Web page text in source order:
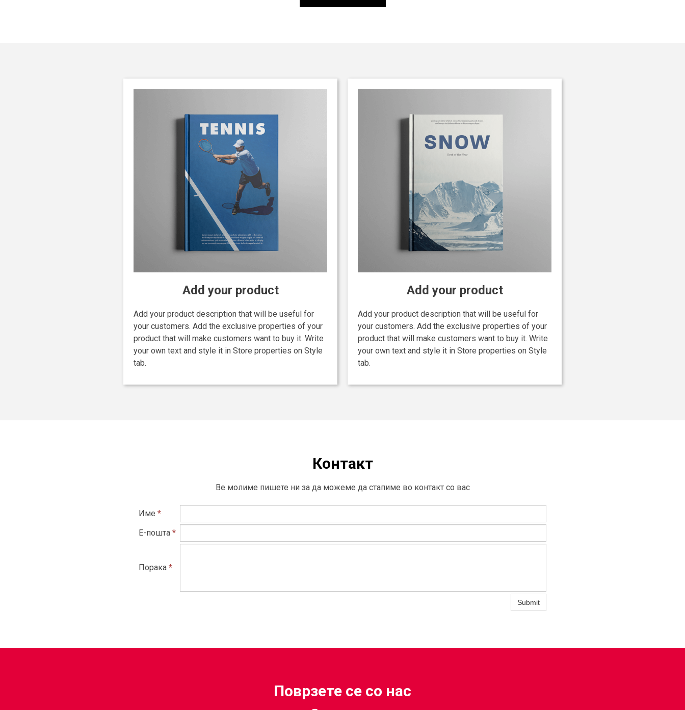
Add your product
Add your product description that will be useful for
your customers. Add the exclusive properties of your
product that will make customers want to buy it. Write
your own text and style it in Store properties on Style
tab.
Add your product
Add your product description that will be useful for
your customers. Add the exclusive properties of your
product that will make customers want to buy it. Write
your own text and style it in Store properties on Style
tab.
Контакт
Ве молиме пишете ни за да можеме да стапиме во контакт со вас
Име *
Е-пошта *
Порака *
Submit
Поврзете се со нас